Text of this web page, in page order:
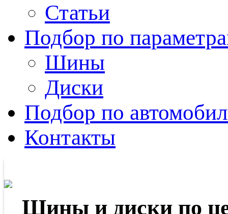
Статьи
Подбор по
Шины
Диски
Подбор по
Контакты
Шины и диски по